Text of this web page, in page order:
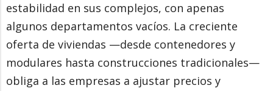
estabilidad en sus complejos, con apenas
algunos departamentos vacíos. La creciente
oferta de viviendas —desde contenedores y
modulares hasta construcciones tradicionales—
obliga a las empresas a ajustar precios y